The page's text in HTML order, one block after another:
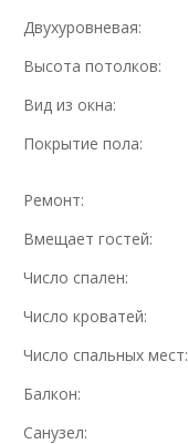
Двухуровневая:
Высота потолков:
Вид из окна:
Покрытие пола:
Ремонт:
Вмещает гостей:
Число спален:
Число кроватей:
Число спальных мест:
Балкон:
Санузел: